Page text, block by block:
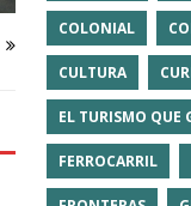
COLONIAL
CULTURA
EL TURISMO QUE
FERROCARRIL